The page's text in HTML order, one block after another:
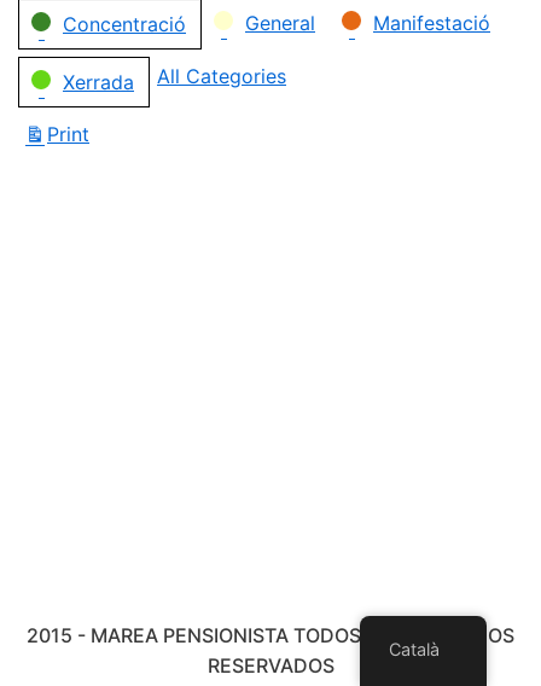
Categories
Concentració General Manifestació
Xerrada All Categories
Print
2015 - MAREA PENSIONISTA TODOS LOS DERECHOS
RESERVADOS
Català